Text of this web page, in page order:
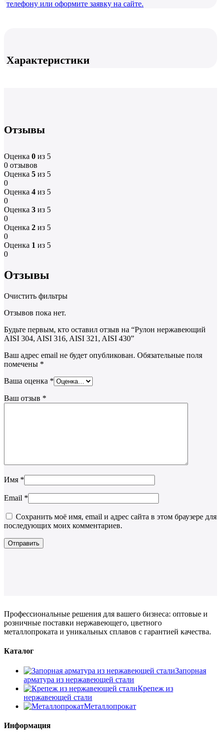
телефону или оформите заявку на сайте.
Характеристики
Отзывы
Оценка 0 из 5
0 отзывов
Оценка 5 из 5
0
Оценка 4 из 5
0
Оценка 3 из 5
0
Оценка 2 из 5
0
Оценка 1 из 5
0
Отзывы
Очистить фильтры
Отзывов пока нет.
Будьте первым, кто оставил отзыв на “Рулон нержавеющий
AISI 304, AISI 316, AISI 321, AISI 430”
Ваш адрес email не будет опубликован. Обязательные поля
помечены *
Ваша оценка *
Ваш отзыв *
Имя *
Email *
Сохранить моё имя, email и адрес сайта в этом браузере для
последующих моих комментариев.
Профессиональные решения для вашего бизнеса: оптовые и
розничные поставки нержавеющего, цветного
металлопроката и уникальных сплавов с гарантией качества.
Каталог
Запорная
арматура из нержавеющей стали
Крепеж из
нержавеющей стали
Металлопрокат
Информация